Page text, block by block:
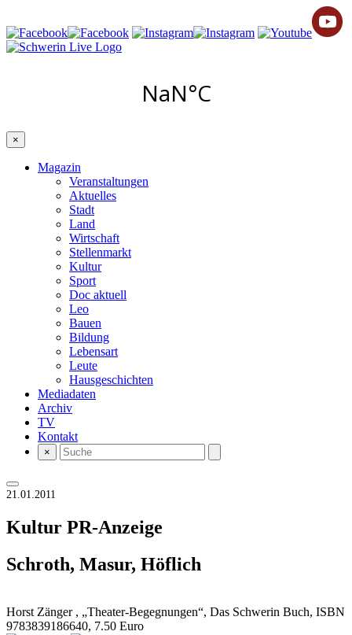
×
Magazin
Veranstaltungen
Aktuelles
Stadt
Land
Wirtschaft
Stellenmarkt
Kultur
Sport
Doc aktuell
Leo
Bauen
Bildung
Lebensart
Leute
Hausgeschichten
Mediadaten
Archiv
TV
Kontakt
×
21.01.2011
Kultur PR-Anzeige
Schroth, Masur, Höflich
Horst Zänger , „Theater-Begegnungen“, Das Schwerin Buch, ISBN
9783839186640, 7.50 Euro